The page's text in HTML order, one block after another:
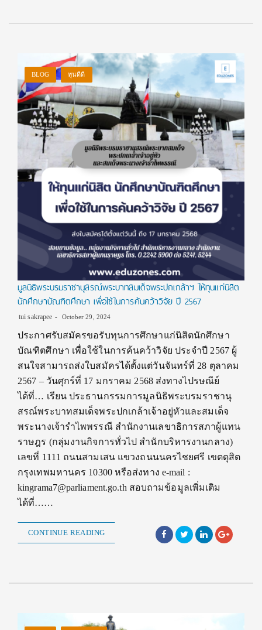
BLOG ทุนดีดี
มูลนิธิพระบรมราชานุสรณ์พระบาทสมเด็จพระปกเกล้าฯ ให้ทุนแก่นิสิต
นักศึกษาบัณฑิตศึกษา เพื่อใช้ในการค้นคว้าวิจัย ปี 2567
tui sakrapee October 29, 2024
ประกาศรับสมัครขอรับทุนการศึกษาแก่นิสิตนักศึกษา
บัณฑิตศึกษา เพื่อใช้ในการค้นคว้าวิจัย ประจำปี 2567 ผู้
สนใจสามารถส่งใบสมัครได้ตั้งแต่วันจันทร์ที่ 28 ตุลาคม
2567 – วันศุกร์ที่ 17 มกราคม 2568 ส่งทางไปรษณีย์
ได้ที่… เรียน ประธานกรรมการมูลนิธิพระบรมราชานุ
สรณ์พระบาทสมเด็จพระปกเกล้าเจ้าอยู่หัวและสมเด็จ
พระนางเจ้ารำไพพรรณี สำนักงานเลขาธิการสภาผู้แทน
ราษฎร (กลุ่มงานกิจการทั่วไป สำนักบริหารงานกลาง)
เลขที่ 1111 ถนนสามเสน แขวงถนนนครไชยศรี เขตดุสิต
กรุงเทพมหานคร 10300 หรือส่งทาง e-mail :
kingrama7@parliament.go.th สอบถามข้อมูลเพิ่มเติม
ได้ที่……
CONTINUE READING